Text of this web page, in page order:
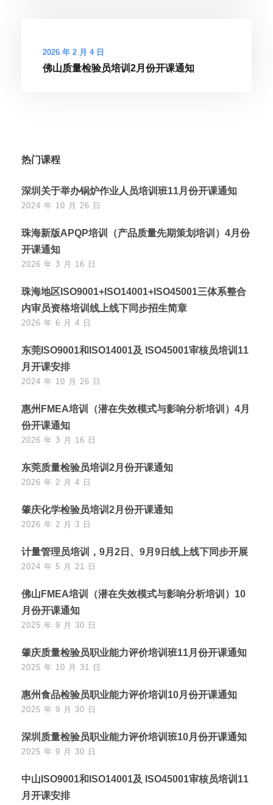
2026 年 2 月 4 日
佛山质量检验员培训2月份开课通知
热门课程
深圳关于举办锅炉作业人员培训班11月份开课通知
2024 年 10 月 26 日
珠海新版APQP培训（产品质量先期策划培训）4月份
开课通知
2026 年 3 月 16 日
珠海地区ISO9001+ISO14001+ISO45001三体系整合
内审员资格培训线上线下同步招生简章
2026 年 6 月 4 日
东莞ISO9001和ISO14001及 ISO45001审核员培训11
月开课安排
2024 年 10 月 26 日
惠州FMEA培训（潜在失效模式与影响分析培训）4月
份开课通知
2026 年 3 月 16 日
东莞质量检验员培训2月份开课通知
2026 年 2 月 4 日
肇庆化学检验员培训2月份开课通知
2026 年 2 月 3 日
计量管理员培训，9月2日、9月9日线上线下同步开展
2024 年 5 月 21 日
佛山FMEA培训（潜在失效模式与影响分析培训）10
月份开课通知
2025 年 9 月 30 日
肇庆质量检验员职业能力评价培训班11月份开课通知
2025 年 10 月 31 日
惠州食品检验员职业能力评价培训10月份开课通知
2025 年 9 月 30 日
深圳质量检验员职业能力评价培训班10月份开课通知
2025 年 9 月 30 日
中山ISO9001和ISO14001及 ISO45001审核员培训11
月开课安排